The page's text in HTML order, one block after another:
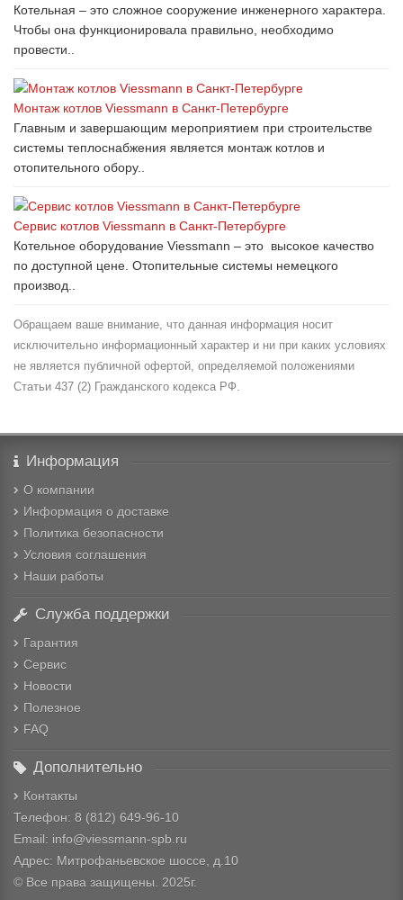
Котельная – это сложное сооружение инженерного характера.
Чтобы она функционировала правильно, необходимо
провести..
Монтаж котлов Viessmann в Санкт-Петербурге
Главным и завершающим мероприятием при строительстве
системы теплоснабжения является монтаж котлов и
отопительного обору..
Сервис котлов Viessmann в Санкт-Петербурге
Котельное оборудование Viessmann – это высокое качество
по доступной цене. Отопительные системы немецкого
производ..
Обращаем ваше внимание, что данная информация носит
исключительно информационный характер и ни при каких условиях
не является публичной офертой, определяемой положениями
Статьи 437 (2) Гражданского кодекса РФ.
Информация
О компании
Информация о доставке
Политика безопасности
Условия соглашения
Наши работы
Служба поддержки
Гарантия
Сервис
Новости
Полезное
FAQ
Дополнительно
Контакты
Телефон: 8 (812) 649-96-10
Email: info@viessmann-spb.ru
Адрес: Митрофаньевское шоссе, д.10
© Все права защищены. 2025г.